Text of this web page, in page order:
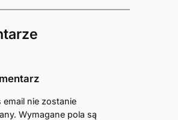
email nie zostanie
Wymagane pola są